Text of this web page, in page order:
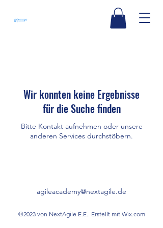
Wir konnten keine Ergebnisse
für die Suche finden
Bitte Kontakt aufnehmen oder unsere
anderen Services durchstöbern.
agileacademy@nextagile.de
©2023 von NextAgile E.E.. Erstellt mit Wix.com